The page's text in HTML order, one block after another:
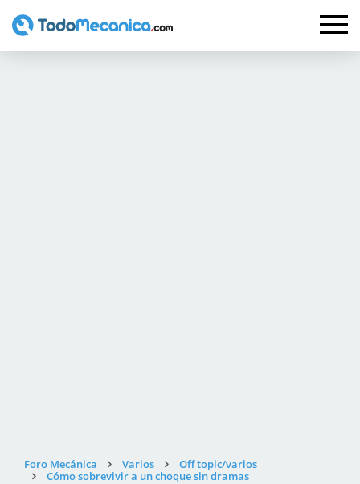
Foro Mecánica Varios
Off topic/varios
Cómo sobrevivir a un choque sin dramas